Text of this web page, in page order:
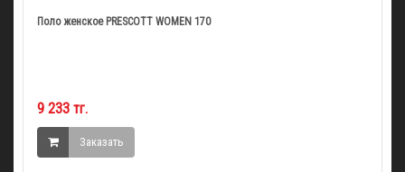
Поло женское PRESCOTT WOMEN 170
9 233 тг.
Заказать